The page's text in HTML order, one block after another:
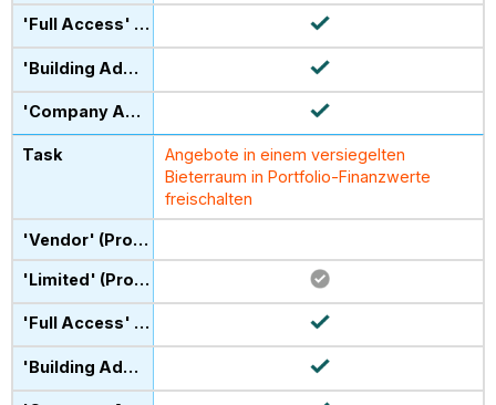
Angebote in einem versiegelten
Bieterraum in Portfolio-Finanzwerte
freischalten